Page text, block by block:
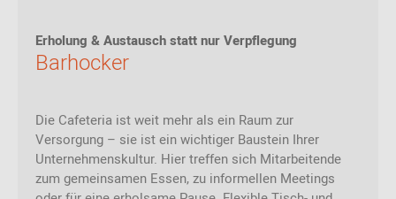
Erholung & Austausch statt nur Verpflegung
Barhocker
Die Cafeteria ist weit mehr als ein Raum zur
Versorgung – sie ist ein wichtiger Baustein Ihrer
Unternehmenskultur. Hier treffen sich Mitarbeitende
zum gemeinsamen Essen, zu informellen Meetings